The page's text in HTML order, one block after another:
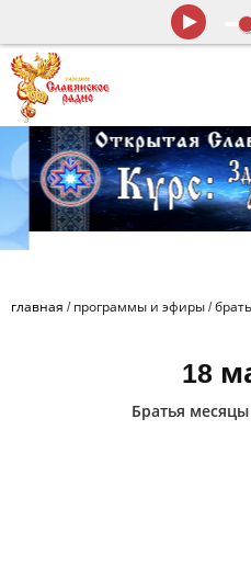
главная / программы и эфиры /
18
Братья месяцы